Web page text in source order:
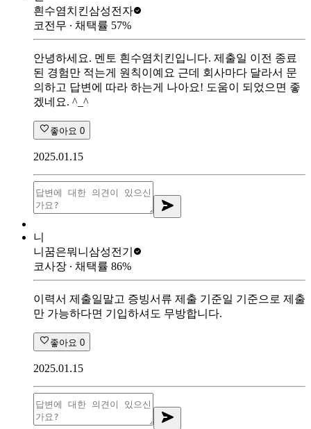
흰수염치킨삼성전자
코전무 ∙ 채택률 57%
안녕하세요. 멘토 흰수염치킨입니다. 제출일 이전 종료
된 경험만 적는게 원칙이예요 근데 회사마다 달라서 문
의하고 답변에 따라 하는게 나아요! 도움이 되었으면 좋
겠네요. ^_^
좋아요 0
2025.01.15
니
니꿈은뭐니 삼성전기
코사장 ∙ 채택률 86%
이력서 제출일말고 증빙서류 제출 기준일 기준으로 제출
만 가능하다면 기입하셔도 무방합니다.
좋아요 0
2025.01.15